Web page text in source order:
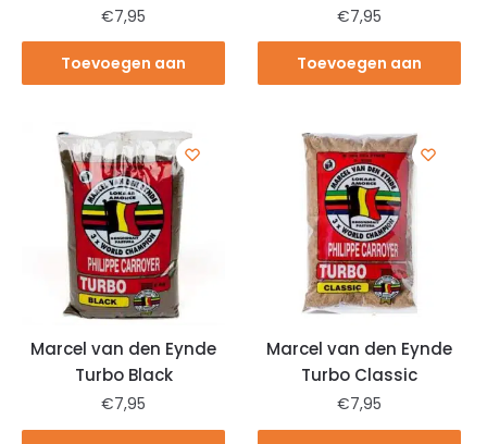
€7,95
Toevoegen aan
€7,95
Toevoegen aan
Marcel van den Eynde
Turbo Black
€7,95
Marcel van den Eynde
Turbo Classic
€7,95